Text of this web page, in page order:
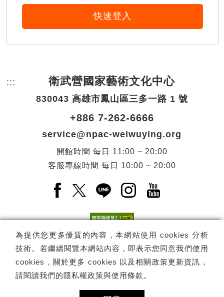
快速登入
為提供您更多優質的內容，本網站使用 cookies 分析
技術。若繼續閱覽本網站內容，即表示您同意我們使用
cookies，關於更多 cookies 以及相關政策更新資訊，
請閱讀我們的隱私權政策與使用條款 。
::: 頁尾網站資訊。
衛武營國家藝術文化中心
830043 高雄市鳳山區三多一路 1 號
+886 7-262-6666
service@npac-weiwuying.org
開館時間 每日
11:00 ~ 20:00
客服專線時間 每日 10:00 ~ 20:00
Facebook(另開新視窗)
X(另開新視窗)
LINE(另開新視窗)
Instagram(另開新視
YouTube(另開
電子報訂閱 訂閱
Copyright © 國家表演藝術中心 -衛武營國家藝術文化中心